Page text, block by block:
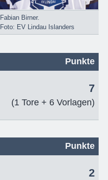
Fabian Birner.
Foto: EV Lindau Islanders
Punkte
7
(1 Tore + 6 Vorlagen)
Punkte
2